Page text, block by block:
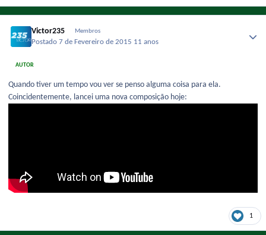
Victor235 Membros
Postado 7 de Fevereiro de 2015 11 anos
AUTOR
Quando tiver um tempo vou ver se penso alguma coisa para ela.
Coincidentemente, lancei uma nova composição hoje:
1